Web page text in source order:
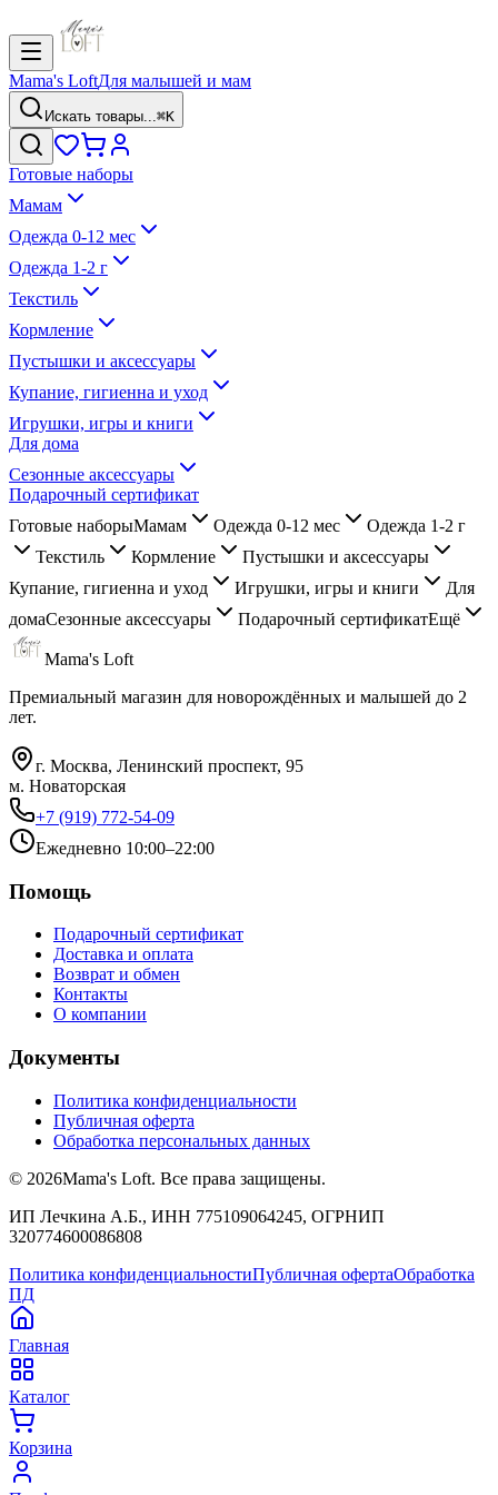
Mama's LoftДля малышей и мам
Искать товары...⌘K
Готовые наборы
Мамам
Одежда 0-12 мес
Одежда 1-2 г
Текстиль
Кормление
Пустышки и аксессуары
Купание, гигиенна и уход
Игрушки, игры и книги
Для дома
Сезонные аксессуары
Подарочный сертификат
Готовые наборыМамам Одежда 0-12 мес
Одежда 1-2 г
Текстиль
Кормление
Пустышки и аксессуары
Купание, гигиенна и уход
Игрушки, игры и книги
Для
домаСезонные аксессуары Подарочный сертификатЕщё
Mama's Loft
Премиальный магазин для новорождённых и малышей до 2
лет.
г. Москва, Ленинский проспект, 95
м. Новаторская
+7 (919) 772-54-09
Ежедневно 10:00–22:00
Помощь
Подарочный сертификат
Доставка и оплата
Возврат и обмен
Контакты
О компании
Документы
Политика конфиденциальности
Публичная оферта
Обработка персональных данных
© 2026Mama's Loft. Все права защищены.
ИП Лечкина А.Б., ИНН 775109064245, ОГРНИП
320774600086808
Политика конфиденциальностиПубличная офертаОбработка
ПД
Главная
Каталог
Корзина